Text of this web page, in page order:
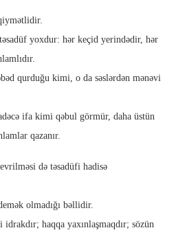
yoxdur: hər keçid yerindədir, hər
qurduğu kimi, o da səslərdən mənəvi
ifa kimi qəbul görmür, daha üstün
qazanır.
də təsadüfi hadisə
olmadığı bəllidir.
haqqa yaxınlaşmaqdır; sözün